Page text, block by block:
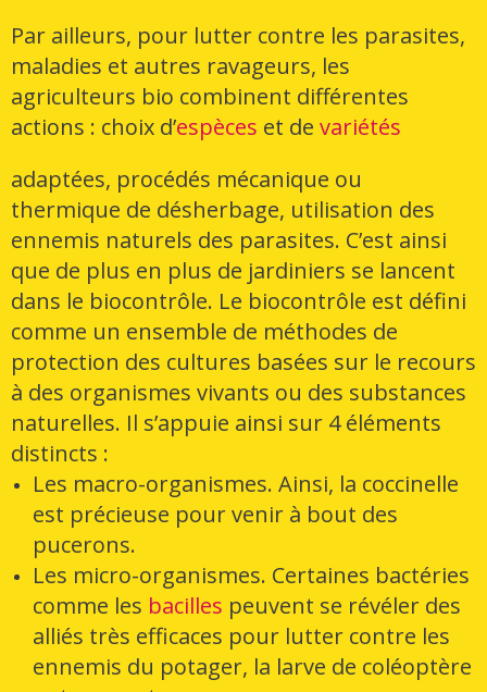
Par ailleurs, pour lutter contre les parasites,
maladies et autres ravageurs, les
agriculteurs bio combinent différentes
actions : choix d’espèces et de variétés
adaptées, procédés mécanique ou
thermique de désherbage, utilisation des
ennemis naturels des parasites. C’est ainsi
que de plus en plus de jardiniers se lancent
dans le biocontrôle. Le biocontrôle est défini
comme un ensemble de méthodes de
protection des cultures basées sur le recours
à des organismes vivants ou des substances
naturelles. Il s’appuie ainsi sur 4 éléments
distincts :
Les macro-organismes. Ainsi, la coccinelle
est précieuse pour venir à bout des
pucerons.
Les micro-organismes. Certaines bactéries
comme les bacilles peuvent se révéler des
alliés très efficaces pour lutter contre les
ennemis du potager, la larve de coléoptère